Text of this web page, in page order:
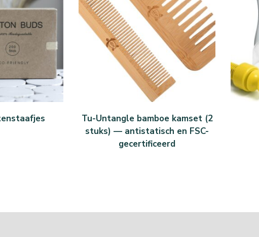
Tu-Untangle bamboe kamset (2
stuks) — antistatisch en FSC-
gecertificeerd